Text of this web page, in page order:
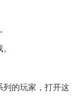
列的玩家，打开这